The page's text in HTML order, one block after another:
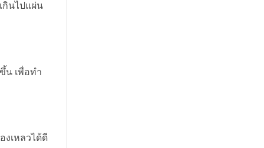
กินไปแผ่น
น เพื่อทำ
เหลวได้ดี